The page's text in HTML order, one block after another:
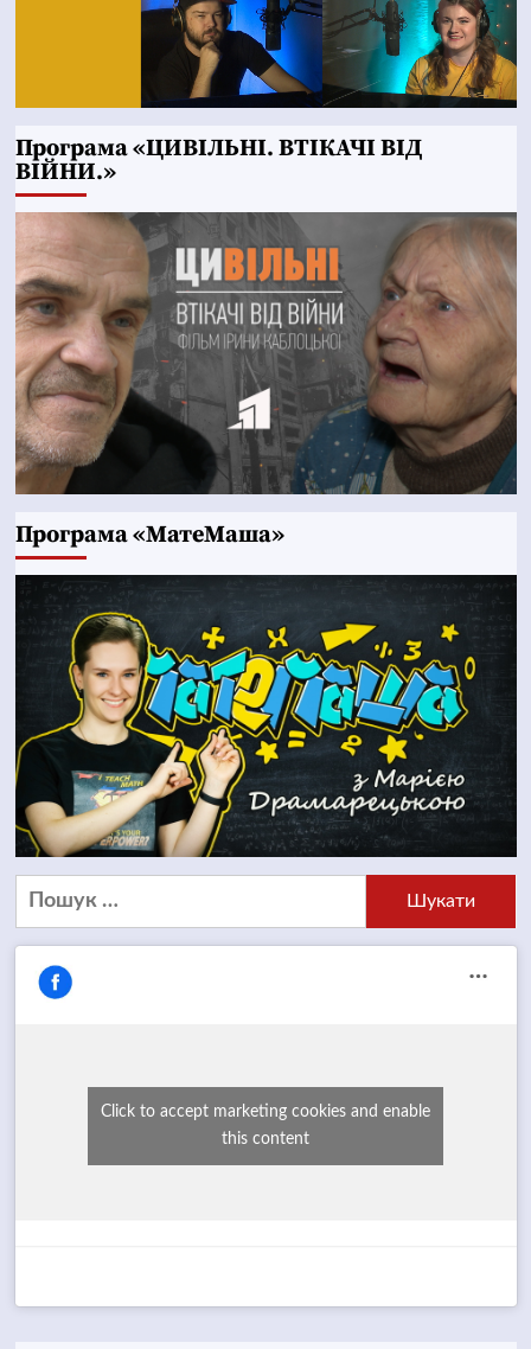
Програма «ЦИВІЛЬНІ. ВТІКАЧІ ВІД
ВІЙНИ.»
Програма «МатеМаша»
Пошук:
Click to accept marketing cookies and enable
this content